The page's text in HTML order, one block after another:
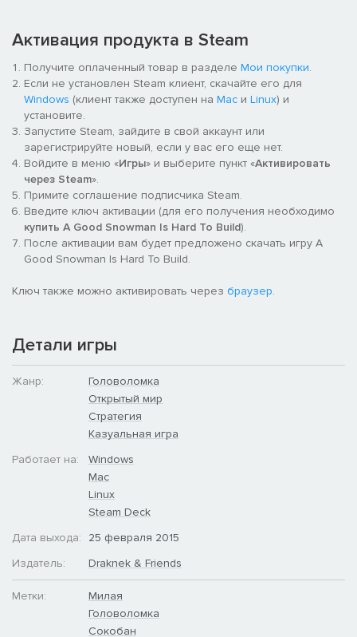
Активация продукта в Steam
Получите оплаченный товар в разделе Мои покупки.
Если не установлен Steam клиент, скачайте его для
Windows (клиент также доступен на Mac и Linux) и
установите.
Запустите Steam, зайдите в свой аккаунт или
зарегистрируйте новый, если у вас его еще нет.
Войдите в меню «Игры» и выберите пункт «Активировать
через Steam».
Примите соглашение подписчика Steam.
Введите ключ активации (для его получения необходимо
купить A Good Snowman Is Hard To Build).
После активации вам будет предложено скачать игру A
Good Snowman Is Hard To Build.
Ключ также можно активировать через браузер.
Детали игры
Жанр:
Головоломка
Открытый мир
Стратегия
Казуальная игра
Работает на:
Windows
Mac
Linux
Steam Deck
Дата выхода:
25 февраля 2015
Издатель:
Draknek & Friends
Метки:
Милая
Головоломка
Сокобан